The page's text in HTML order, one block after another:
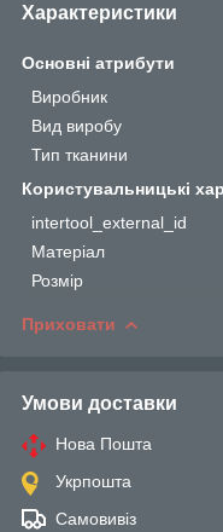
Характеристики
Основні атрибути
Виробник
Вид виробу
Тип тканини
Користувальницькі
intertool_external_id
Матеріал
Розмір
Приховати
Умови доставки
Нова Пошта
Укрпошта
Самовивіз